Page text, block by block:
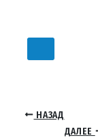
НАЗАД
ДАЛЕЕ